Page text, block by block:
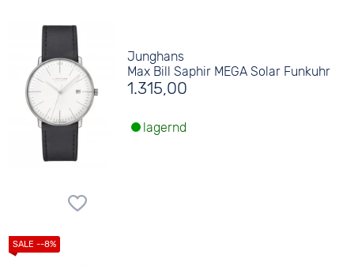
Junghans
Max Bill Saphir MEGA Solar Funkuhr
1.315,00
lagernd